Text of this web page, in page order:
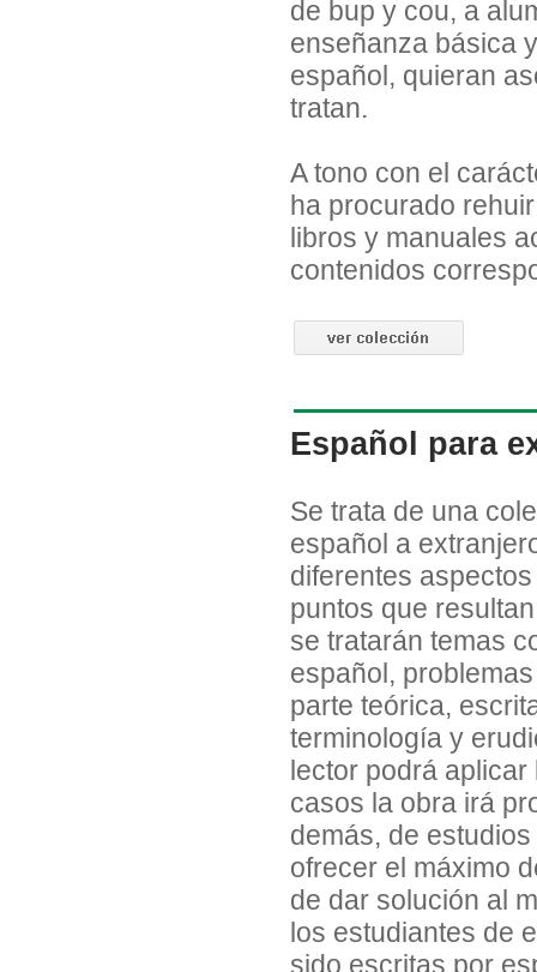
de bup y cou, a
enseñanza básica
español, quieran
tratan.
A tono con el
ha procurado
libros y manuales
contenidos
Español para
Se trata de una
español a
diferentes
puntos que
se tratarán temas
español,
parte teórica,
terminología y
lector podrá
casos la obra irá
demás, de
ofrecer el máximo
de dar solución al
los estudiantes de
sido escritas por